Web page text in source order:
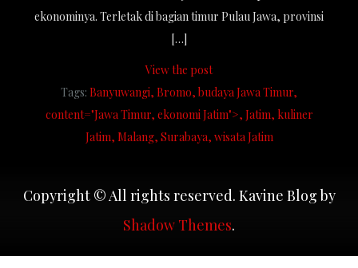
ekonominya. Terletak di bagian timur Pulau Jawa, provinsi
[…]
View the post
Tags: Banyuwangi Bromo budaya Jawa Timur
content="Jawa Timur ekonomi Jatim"> Jatim kuliner
Jatim Malang Surabaya wisata Jatim
Copyright © All rights reserved. Kavine Blog by
Shadow Themes.